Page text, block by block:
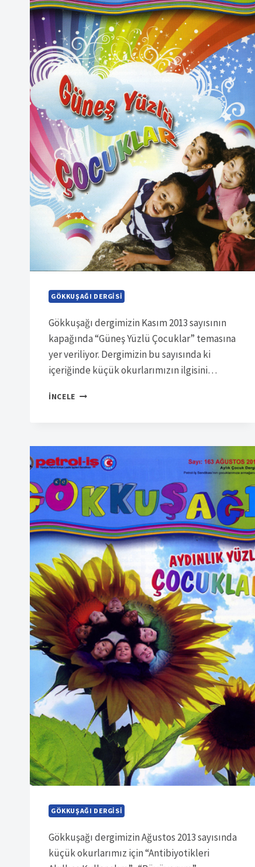
GÖKKUŞAĞI DERGISI
Gökkuşağı dergimizin Kasım 2013 sayısının
kapağında “Güneş Yüzlü Çocuklar” temasına
yer veriliyor. Dergimizin bu sayısında ki
içeriğinde küçük okurlarımızın ilgisini…
İNCELE SÜRELI
GÖKKUŞAĞI DERGISI
Gökkuşağı dergimizin Ağustos 2013 sayısında
küçük okurlarımız için “Antibiyotikleri